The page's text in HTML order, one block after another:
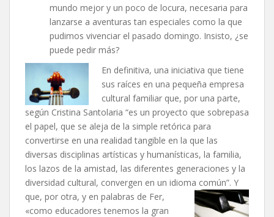
mundo mejor y un poco de locura, necesaria para
lanzarse a aventuras tan especiales como la que
pudimos vivenciar el pasado domingo. Insisto, ¿se
puede pedir más?
En definitiva, una iniciativa que tiene
sus raíces en una pequeña empresa
cultural familiar que, por una parte,
según Cristina Santolaria “es un proyecto que sobrepasa
el papel, que se aleja de la simple retórica para
convertirse en una realidad tangible en la que las
diversas disciplinas artísticas y humanísticas, la familia,
los lazos de la amistad, las diferentes generaciones y la
diversidad cultural, convergen en un idioma común”. Y
que, por otra, y en palabras de Fer,
«como educadores tenemos la gran